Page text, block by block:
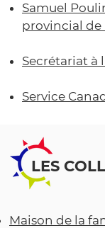
Samuel
provincial de
Secrétariat à
Service
LES
Maison de la